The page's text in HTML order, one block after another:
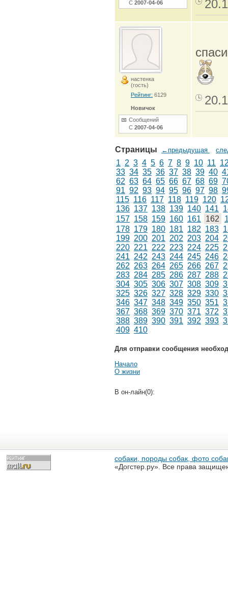
С 2007-04-06
настенка
(гость)
Рейтинг: 6129
Новичок
Сообщений
С 2007-04-06
Страницы ←предыдущая
1 2 3 4 5 6 7 8 9 10 11
33 34 35 36 37 38 39 40
62 63 64 65 66 67 68 69
91 92 93 94 95 96 97 98
115 116 117 118 119 120
136 137 138 139 140 141
157 158 159 160 161 162
178 179 180 181 182 183
199 200 201 202 203 204
220 221 222 223 224 225
241 242 243 244 245 246
262 263 264 265 266 267
283 284 285 286 287 288
304 305 306 307 308 309
325 326 327 328 329 330
346 347 348 349 350 351
367 368 369 370 371 372
388 389 390 391 392 393
409 410
Для отправки сообщения
Начало
О жизни
В он-лайн(0):
собаки, породы собак, фото
«Догстер.ру». Все права